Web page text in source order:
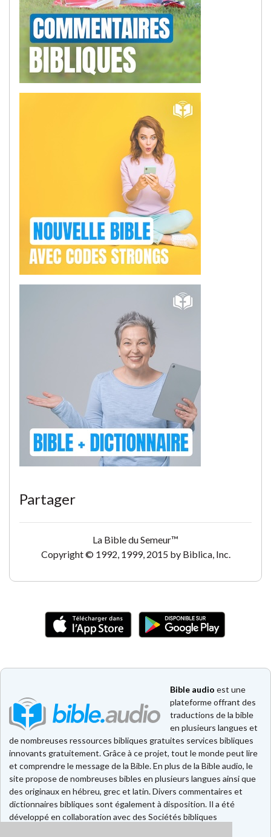
Partager
La Bible du Semeur™
Copyright © 1992, 1999, 2015 by Biblica, Inc.
Bible audio est une
plateforme offrant des
traductions de la bible
en plusieurs langues et
de nombreuses ressources bibliques gratuites services bibliques
innovants gratuitement. Grâce à ce projet, tout le monde peut lire
et comprendre le message de la Bible. En plus de la Bible audio, le
site propose de nombreuses bibles en plusieurs langues ainsi que
des originaux en hébreu, grec et latin. Divers commentaires et
dictionnaires bibliques sont également à disposition. Il a été
développé en collaboration avec des Sociétés bibliques